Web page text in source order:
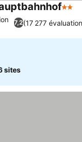
2
7,2(17 277
sites